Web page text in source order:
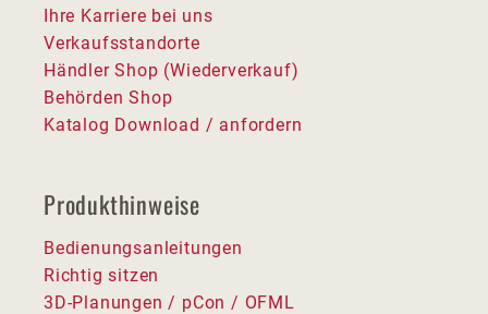
Ihre Karriere bei uns
Verkaufsstandorte
Händler Shop (Wiederverkauf)
Behörden Shop
Katalog Download / anfordern
Produkthinweise
Bedienungsanleitungen
Richtig sitzen
3D-Planungen / pCon / OFML